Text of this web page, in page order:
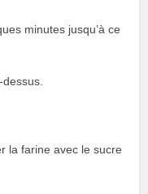
minutes jusqu’à ce
la farine avec le sucre